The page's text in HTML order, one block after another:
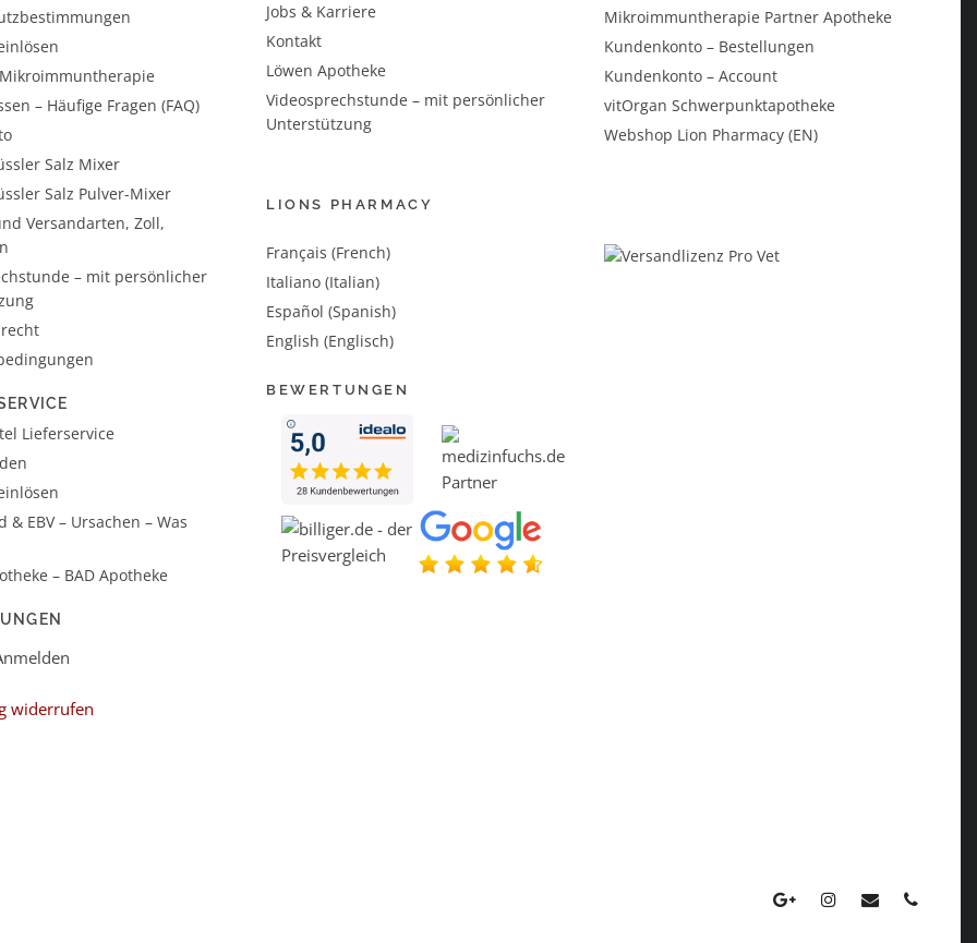
– Häufige Fragen (FAQ)
Salz Mixer
Salz Pulver-Mixer
Versandarten, Zoll,
– mit persönlicher
Lieferservice
& EBV – Ursachen – Was
– BAD Apotheke
widerrufen
Jobs & Karriere
Kontakt
Löwen Apotheke
Videosprechstunde – mit persönlicher
Unterstützung
LIONS PHARMACY
Français (French)
Italiano (Italian)
Español (Spanish)
English (Englisch)
BEWERTUNGEN
Mikroimmuntherapie Partner Apotheke
Kundenkonto – Bestellungen
Kundenkonto – Account
vitOrgan Schwerpunktapotheke
Webshop Lion Pharmacy (EN)